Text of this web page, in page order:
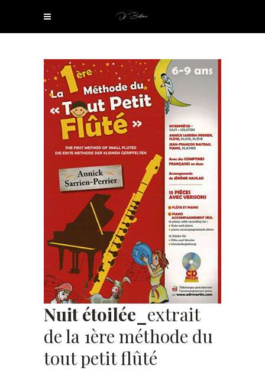
Nuit étoilée_ extrait
de la 1ère méthode du
tout petit flûté